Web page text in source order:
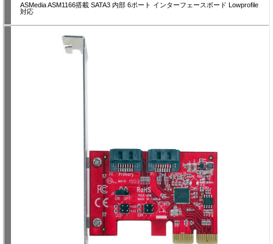
ASMedia ASM1166搭載 SATA3 内部 6ポート インターフェースボード Lowprofile
対応